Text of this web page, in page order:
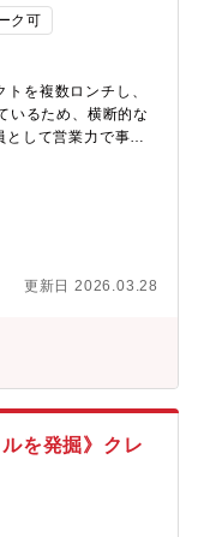
局チェーンでは、ス
SVが1000店舗の店
ています。この業務
縮を可能にしてい
材、デザインなど
。そして、お客様
ートし、品質や納
出来るため、非常
ク可
を複数ロンチし、
いるため、横断的な
して営業力で事業
れるためのアイデ
度の高いチャレン
要・急成長を遂げる
バーとしてセール
業成長にコミット
と情熱を持った方を
場・競合動向を分
戦略に基づくクロス
業務予測、オペレー
ーケティング、営
捗管理、課題解決等
論■ 使用するツー
：Slack■ 期待役割
更新日 2026.03.28
を発掘》クレ